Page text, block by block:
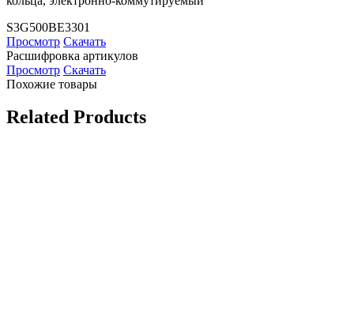
S3G500BE3301
Просмотр Скачать
Расшифровка артикулов
Просмотр Скачать
Похожие товары
Related Products